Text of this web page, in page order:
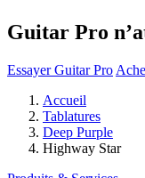
Guitar Pro
Essayer Guitar Pro
Accueil
Tablatures
Deep Purple
Highway Star